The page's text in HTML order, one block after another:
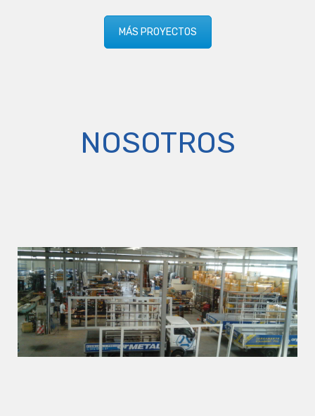
MÁS PROYECTOS
NOSOTROS